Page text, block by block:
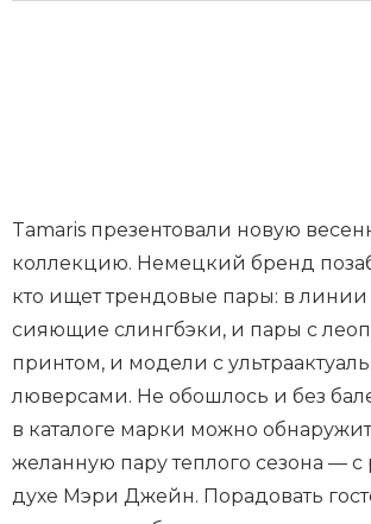
Tamaris презентовали новую
коллекцию. Немецкий бренд
кто ищет трендовые пары: в
сияющие слингбэки, и пары с
принтом, и модели с
люверсами. Не обошлось и без
в каталоге марки можно
желанную пару теплого сезона —
духе Мэри Джейн. Порадовать